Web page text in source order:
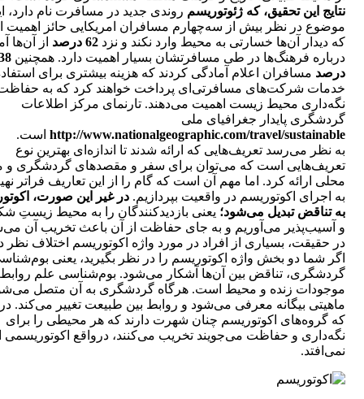
نتایج این تحقیق، که ژئوتوریسم روندی جدید در مسافرت نام دارد،
موضوع در نظر بیش از سه‌چهارم مسافران امریکایی حائز
که دیدار آن‌ها خسارتی به محیط وارد نکند و نزد 62 درصد
از آن‌ها
درباره فرهنگ‌ها در طی مسافرتشان بسیار اهمیت دارد. همچنین
درصد مسافران اعلام آمادگی کردند که هزینه بیشتری برای
خدمات شرکت‌های مسافرتی‌‌ای پرداخت خواهند کرد که به
نگه‌داری محیط زیست اهمیت می‌دهند. تارنمای مرکز اطلاعات
گردشگری پایدار جغرافیای ملی
http://www.nationalgeographic.com/travel/sustainable است.
به نظر می‌رسد تعریف‌هایی که ارائه شدند تا اندازه‌ای بهترین نوع
تعریف‌هایی است که می‌توان برای سفر و مقصدهای گردشگری و
محلی ارائه کرد. اما مهم آن است که گام را از این تعاریف فراتر
به اجرای اکوتوریسم در واقعیت بپردازیم. در غیر این صورت،
به تناقض تبدیل می‌شود؛ یعنی بازدیدکنندگان را به محیط زیستِ
و آسیب‌پذیر می‌آوریم و به جای حفاظت از آن باعث تخریب آن
در حقیقت، بسیاری از افراد در مورد واژه اکوتوریسم اختلاف نظر
اگر شما دو بخش واژه اکوتوریسم را در نظر بگیرید، یعنی
گردشگری، تناقض بین آن‌ها آشکار می‌شود. بوم‌شناسی علم روابط
موجودات زنده و محیط است. هرگاه گردشگری به آن متصل
ماهیتی بیگانه معرفی می‌شود و روابط بین طبیعت تغییر می‌کند.
که گروه‌های اکوتوریسم چنان شهرت دارند که هر محیطی را برای
نگه‌داری و حفاظت می‌جویند تخریب می‌کنند، درواقع اکوتوریسمی
نمی‌افتد.